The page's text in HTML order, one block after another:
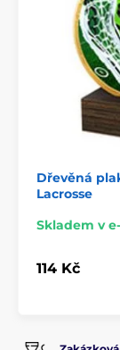
Dřevěná
Lacrosse
Skladem v
114 Kč